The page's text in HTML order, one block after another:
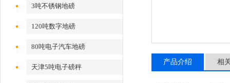
3吨不锈钢地磅
120吨数字地磅
80吨电子汽车地磅
天津5吨电子磅秤
产品介绍 相